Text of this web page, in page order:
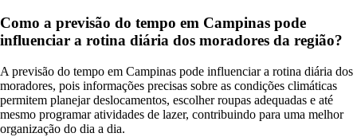
Como a previsão do tempo em Campinas pode
influenciar a rotina diária dos moradores da região?
A previsão do tempo em Campinas pode influenciar a rotina diária dos
moradores, pois informações precisas sobre as condições climáticas
permitem planejar deslocamentos, escolher roupas adequadas e até
mesmo programar atividades de lazer, contribuindo para uma melhor
organização do dia a dia.